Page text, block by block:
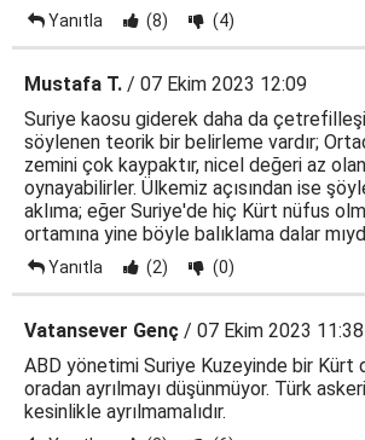
Yanıtla (8) (4)
Mustafa T. / 07 Ekim 2023 12:09
Suriye kaosu giderek daha da
söylenen teorik bir belirleme vardır;
zemini çok kaypaktır, nicel değeri az
oynayabilirler. Ülkemiz açısından ise
aklıma; eğer Suriye'de hiç Kürt nüfus
ortamına yine böyle balıklama dalar
Yanıtla (2) (0)
Vatansever Genç / 07 Ekim 2023 11:38
ABD yönetimi Suriye Kuzeyinde bir Kürt
oradan ayrılmayı düşünmüyor. Türk
kesinlikle ayrılmamalıdır.